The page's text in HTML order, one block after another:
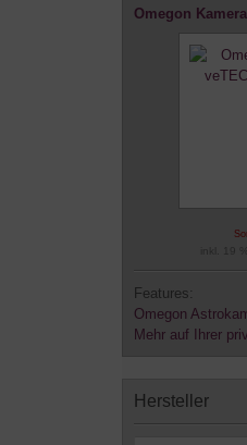
Omegon
inkl. 19
Features:
Omegon
Mehr auf Ihrer
Hersteller